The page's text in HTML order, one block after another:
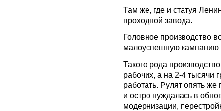
Там же, где и статуя
проходной завода.
Головное производство
малоуспешную кампанию
Такого рода
рабочих, а на 2-4 тысячи
работать. Рулят опять
и остро нуждалась в
модернизации,